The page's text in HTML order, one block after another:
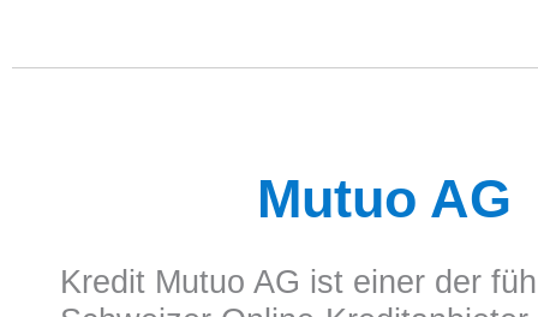
Mutuo AG
Kredit Mutuo AG ist einer der